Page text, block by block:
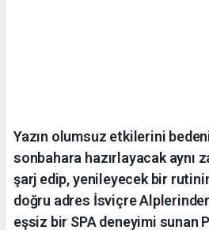
Yazın olumsuz etkilerini
sonbahara hazırlayacak aynı
şarj edip, yenileyecek bir
doğru adres İsviçre
eşsiz bir SPA deneyimi sunan